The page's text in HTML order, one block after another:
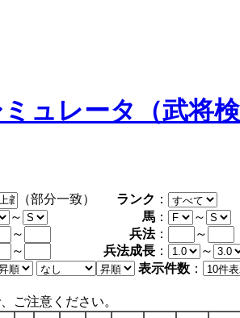
ュレータ（武将検
（部分一致） ランク ：
～ 馬 ： ～
～ 兵法：
～
～ 兵法成長 ： ～
表示件数 ：
ご注意ください。